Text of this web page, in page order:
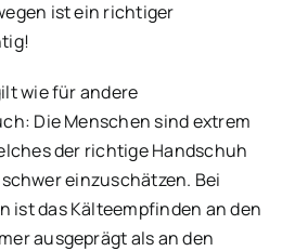
ist ein richtiger
wie für andere
Die Menschen sind extrem
der richtige Handschuh
einzuschätzen. Bei
ist das Kälteempfinden an den
ausgeprägt als an den